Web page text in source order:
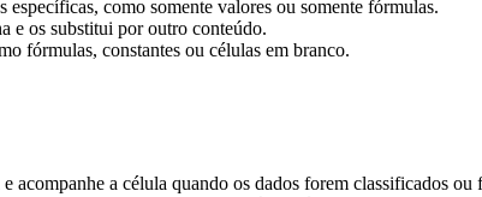
como somente valores ou somente fórmulas.
e os substitui por outro conteúdo.
fórmulas, constantes ou células em branco.
acompanhe a célula quando os dados forem classificados ou